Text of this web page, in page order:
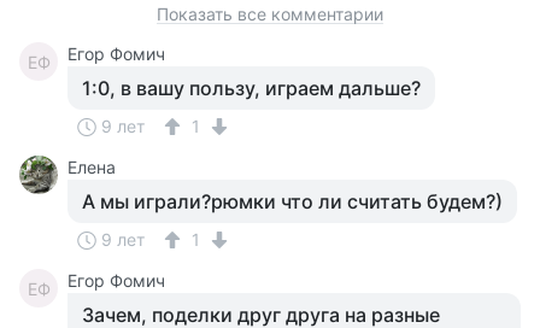
Показать все комментарии
ЕФ Егор Фомич
1:0, в вашу пользу, играем дальше?
9 лет
1
Елена
А мы играли?рюмки что ли считать будем?)
9 лет 1
ЕФ Егор Фомич
Зачем, поделки друг друга на разные